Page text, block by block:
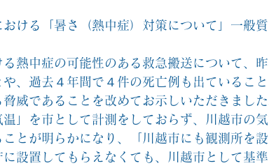
ける「暑さ（熱中症）対策について」一般
熱中症の可能性のある救急搬送について、
、過去４年間で４件の死亡例も出ているこ
威であることを改めてお示しいただきました
」を市として計測をしておらず、川越市の
とが明らかになり、「川越市にも観測所を
設置してもらえなくても、川越市として基